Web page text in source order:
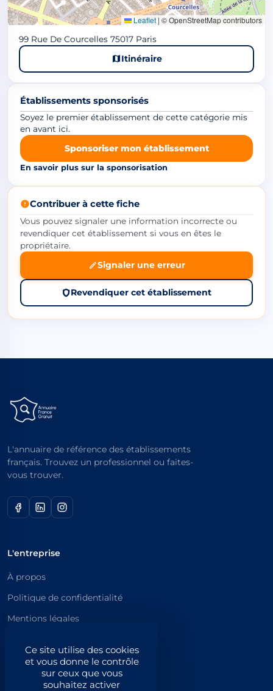
Ce site utilise des cookies
et vous donne le contrôle
sur ceux que vous
souhaitez activer
Leaflet | © OpenStreetMap contributors
99 Rue De Courcelles 75017 Paris
Itinéraire
Établissements sponsorisés
Soyez le premier établissement de cette catégorie mis
en avant ici.
Sponsoriser mon établissement
En savoir plus sur la sponsorisation
Contribuer à cette fiche
Vous pouvez signaler une information incorrecte ou
revendiquer cet établissement si vous en êtes le
propriétaire.
Signaler une erreur
Revendiquer cet établissement
L'annuaire de référence des établissements
français. Trouvez un professionnel ou faites-
vous trouver.
L'entreprise
À propos
Politique de confidentialité
Mentions légales
Catégories principales
Catégories